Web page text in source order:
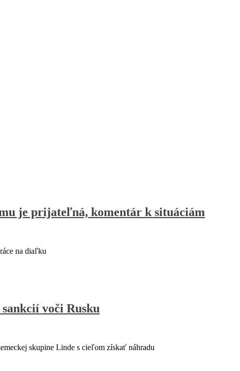
je prijateľná, komentár k situáciám
na diaľku
voči Rusku
skupine Linde s cieľom získať náhradu